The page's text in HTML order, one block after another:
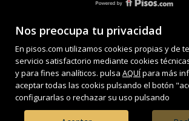
Nos preocupa tu privacidad
En pisos.com utilizamos cookies propias y de
servicio satisfactorio mediante cookies
y para fines analíticos. pulsa AQUÍpara más
aceptar todas las cookis pulsando el botón
configurarlas o rechazar su uso pulsando